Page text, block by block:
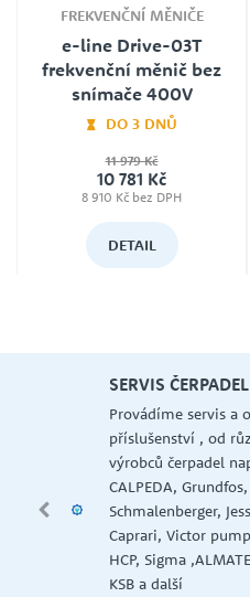
FREKVENČNÍ MĚNIČE
e-line Drive-03T
frekvenční měnič bez
snímače 400V
DO 3 DNŮ
11 979 Kč
10 781 Kč
8 910 Kč bez DPH
DETAIL
SERVIS ČERPADEL
Provádíme servis a
příslušenství , od
výrobců čerpadel
CALPEDA, Grundfos,
Schmalenberger,
Caprari, Victor
HCP, Sigma
KSB a další